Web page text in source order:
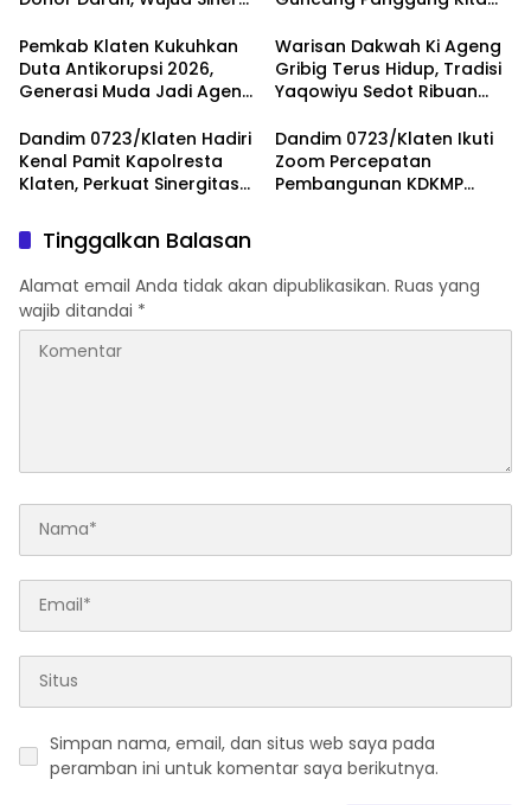
Ketersediaan Stok Darah
Ayolah Mulai
Pemkab Klaten Kukuhkan
Duta Antikorupsi 2026,
Generasi Muda Jadi Agen
Warisan Dakwah Ki Ageng
Gribig Terus Hidup, Tradisi
Yaqowiyu Sedot Ribuan
Dandim 0723/Klaten Hadiri
Kenal Pamit Kapolresta
Klaten, Perkuat Sinergitas
Menjaga Kondusifitas
Daerah
Dandim 0723/Klaten Ikuti
Zoom Percepatan
Pembangunan KDKMP
Tinggalkan Balasan
Alamat email Anda tidak akan dipublikasikan. Ruas yang
wajib ditandai *
Simpan nama, email, dan situs web saya pada
peramban ini untuk komentar saya berikutnya.